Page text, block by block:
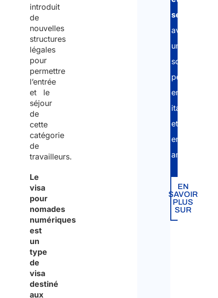
introduit
de
nouvelles
structures
légales
pour
permettre
l’entrée
et le
séjour
de
cette
catégorie
de
travailleurs.
Le
visa
pour
nomades
numériques
est
un
type
de
visa
destiné
aux
sécurisée
avec
un
soutien
personnalisé
en
italien
et
en
anglais.
EN
SAVOIR
PLUS
SUR